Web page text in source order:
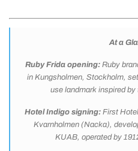
At a
Ruby Frida opening: Ruby
in Kungsholmen, Stockholm,
use landmark inspired by
Hotel Indigo signing:First Hotel
Kvarnholmen (Nacka),
KUAB, operated by